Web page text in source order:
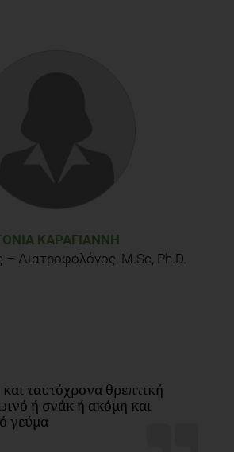
ΚΑΡΑΓΙΆΝΝΗ
– Διατροφολόγος, M.Sc, Ph.D.
ταυτόχρονα θρεπτική
ή σνάκ ή ακόμη και
γεύμα